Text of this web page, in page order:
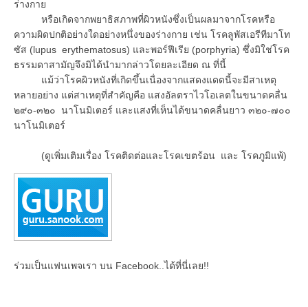
ร่างกาย
หรือเกิดจากพยาธิสภาพที่ผิวหนังซึ่งเป็นผลมาจากโรคหรือ
ความผิดปกติอย่างใดอย่างหนึ่งของร่างกาย เช่น โรคลูพัสเอรีทีมาโท
ซัส (lupus erythematosus) และพอร์ฟีเรีย (porphyria) ซึ่งมิใช่โรค
ธรรมดาสามัญจึงมิได้นำมากล่าวโดยละเอียด ณ ที่นี้
แม้ว่าโรคผิวหนังที่เกิดขึ้นเนื่องจากแสดงแดดนี้จะมีสาเหตุ
หลายอย่าง แต่สาเหตุที่สำคัญคือ แสงอัลตราไวโอเลตในขนาดคลื่น
๒๙๐-๓๒๐ นาโนมิเตอร์ และแสงที่เห็นได้ขนาดคลื่นยาว ๓๒๐-๗๐๐
นาโนมิเตอร์
(ดูเพิ่มเติมเรื่อง โรคติดต่อและโรคเขตร้อน และ โรคภูมิแพ้)
ร่วมเป็นแฟนเพจเรา บน Facebook..ได้ที่นี่เลย!!